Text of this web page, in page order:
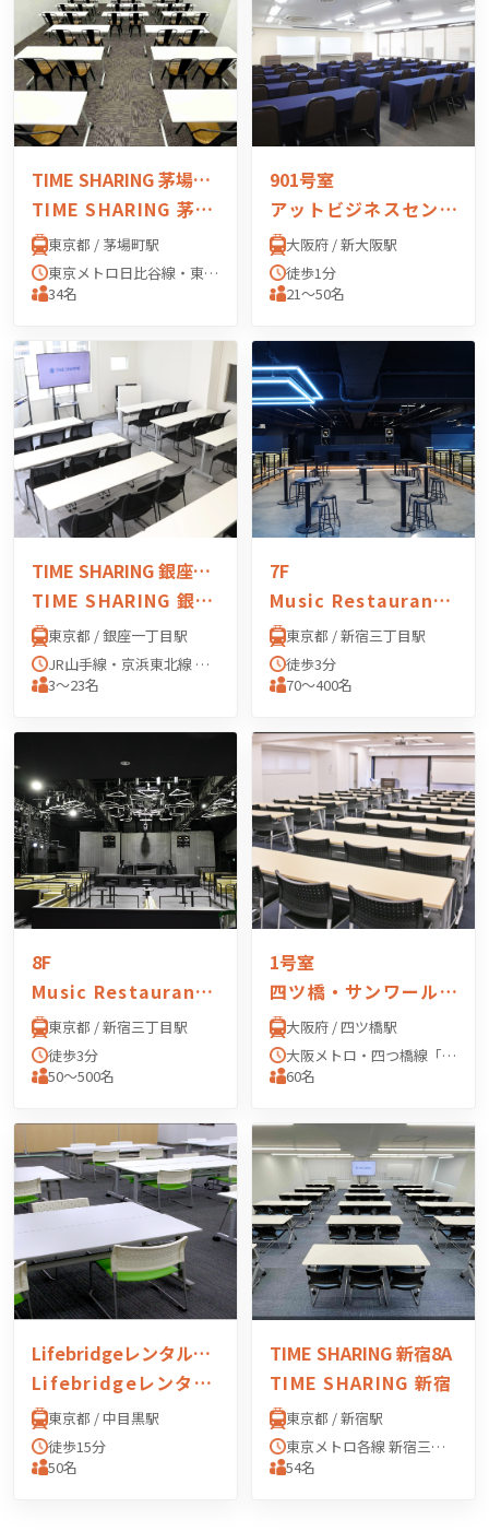
TIME SHARING 茅場町 岡本ビル
TIME SHARING 茅場町 岡本ビル
東京都 / 茅場町駅
東京メトロ日比谷線・東西線 茅場町駅 「3番出口」
34名
901号室
アットビジネスセンター PREMIUM 新大阪（正面口駅前）
大阪府 / 新大阪駅
徒歩1分
21〜50名
TIME SHARING 銀座一丁目
TIME SHARING 銀座一丁目
東京都 / 銀座一丁目駅
JR山手線・京浜東北線 有楽町駅 「京橋口」 より徒歩7分 東京メトロ有楽町線 銀座一丁目駅 「11番出口」 より徒歩1分 東京メトロ銀座線・丸の内線 銀座駅 「A13出口」 より徒歩4分 東京メトロ日比谷線 東銀座駅 「A2出口」 より徒歩5分 都営浅草線 宝町駅 「A3出口」 より徒歩5分
3〜23名
7F
Music Restaurant APEXIA（ミュージックレスラン アペクシア）
東京都 / 新宿三丁目駅
徒歩3分
70〜400名
8F
Music Restaurant APEXIA（ミュージックレスラン アペクシア）
東京都 / 新宿三丁目駅
徒歩3分
50〜500名
1号室
四ツ橋・サンワールドビル 1号室
大阪府 / 四ツ橋駅
大阪メトロ・四つ橋線「四ツ橋」駅 4番出口より徒歩0分
60名
Lifebridgeレンタル会議室
Lifebridgeレンタル会議室
東京都 / 中目黒駅
徒歩15分
50名
TIME SHARING 新宿8A
TIME SHARING 新宿
東京都 / 新宿駅
東京メトロ各線 新宿三丁目駅 「E2出口」 より徒歩3分 JR線 新宿駅 「東口」 より徒歩6分 西武新宿線 西武新宿駅 「北口」 より徒歩6分 東京メトロ副都心線 東新宿駅 「A1出口」 より徒歩8分
54名